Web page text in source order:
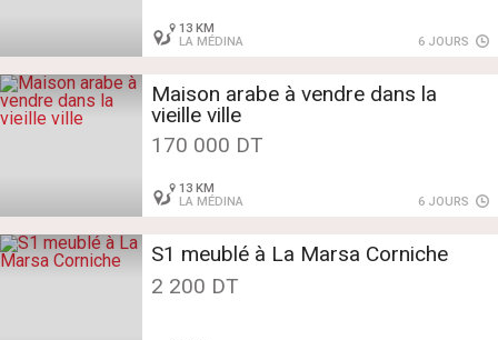
13 KM
LA MÉDINA
6 JOURS
Maison arabe à vendre dans la
vieille ville
170 000 DT
13 KM
LA MÉDINA
6 JOURS
S1 meublé à La Marsa Corniche
2 200 DT